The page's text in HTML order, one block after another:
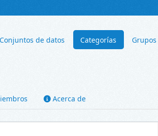
Conjuntos de datos Categorías Grupos
Acerca de